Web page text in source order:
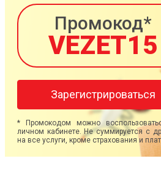
Промокод*
VEZET15
Зарегистрироваться
* Промокодом можно
личном кабинете. Не суммируется с
на все услуги, кроме страхования и